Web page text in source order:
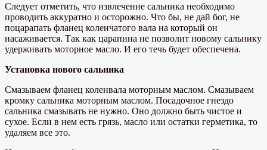
Следует отметить, что извлечение сальника необходимо
проводить аккуратно и осторожно. Что бы, не дай бог, не
поцарапать фланец коленчатого вала на который он
насаживается. Так как царапина не позволит новому сальнику
удерживать моторное масло. И его течь будет обеспечена.
Установка нового сальника
Смазываем фланец коленвала моторным маслом. Смазываем
кромку сальника моторным маслом. Посадочное гнездо
сальника смазывать не нужно. Оно должно быть чистое и
сухое. Если в нем есть грязь, масло или остатки герметика, то
удаляем все это.